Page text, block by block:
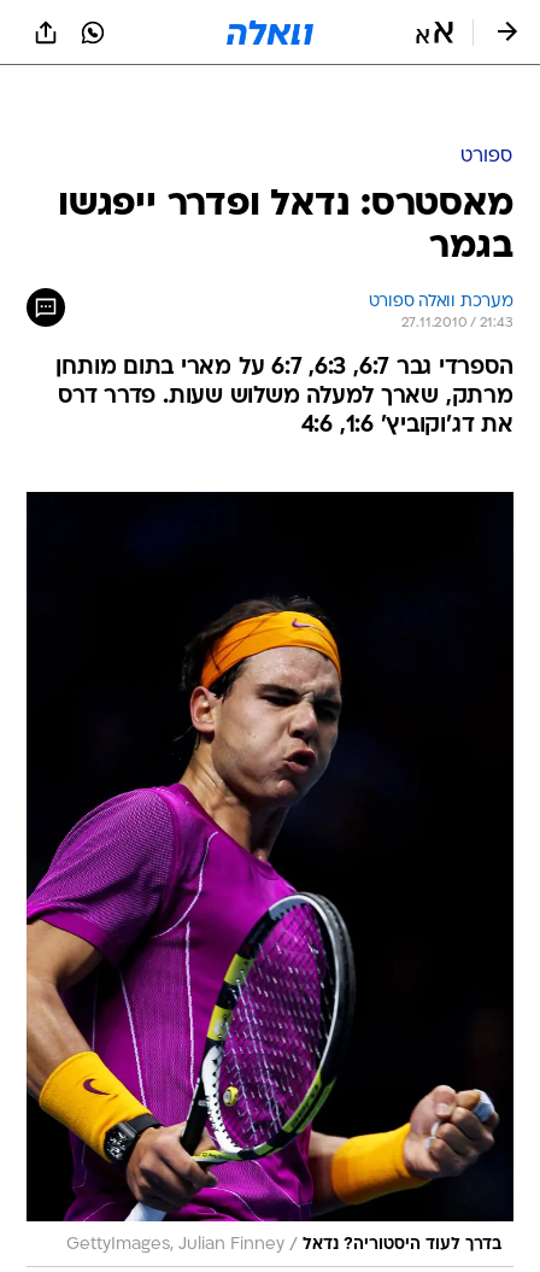
ספורט
מאסטרס: נדאל ופדרר ייפגשו
בגמר
מערכת וואלה ספורט
27.11.2010 / 21:43
הספרדי גבר 6:7, 6:3, 6:7 על מארי בתום מותחן
מרתק, שארך למעלה משלוש שעות. פדרר דרס
את דג'וקוביץ' 1:6, 4:6
בדרך לעוד היסטוריה? נדאל /
GettyImages, Julian Finney